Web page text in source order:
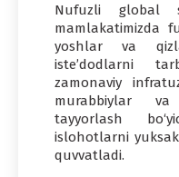
Nufuzli global
mamlakatimizda
yoshlar va
iste’dodlarni
zamonaviy
murabbiylar
tayyorlash
islohotlarni
quvvatladi.